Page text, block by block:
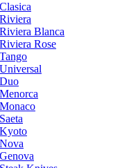
Blanca
Rose